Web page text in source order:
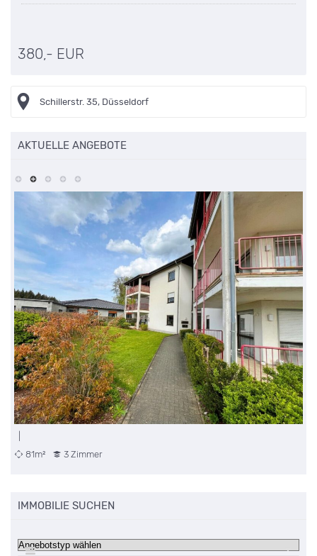
380,- EUR
Schillerstr. 35, Düsseldorf
AKTUELLE ANGEBOTE
81m²
3 Zimmer
IMMOBILIE SUCHEN